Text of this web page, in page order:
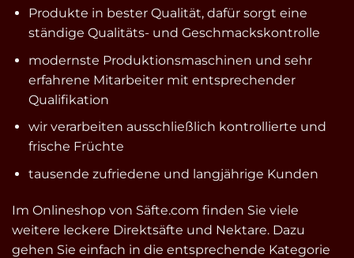
Produkte in bester Qualität, dafür sorgt eine
ständige Qualitäts- und Geschmackskontrolle
modernste Produktionsmaschinen und sehr
erfahrene Mitarbeiter mit entsprechender
Qualifikation
wir verarbeiten ausschließlich kontrollierte und
frische Früchte
tausende zufriedene und langjährige Kunden
Im Onlineshop von Säfte.com finden Sie viele
weitere leckere Direktsäfte und Nektare. Dazu
gehen Sie einfach in die entsprechende Kategorie